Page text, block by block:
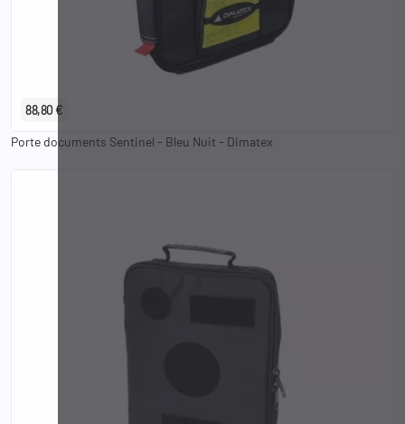
88,80 €
Porte documents Sentinel - Bleu Nuit - Dimatex